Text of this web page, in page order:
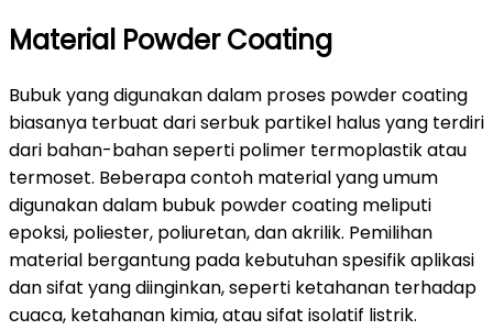
Material Powder Coating
Bubuk yang digunakan dalam proses powder coating
biasanya terbuat dari serbuk partikel halus yang terdiri
dari bahan-bahan seperti polimer termoplastik atau
termoset. Beberapa contoh material yang umum
digunakan dalam bubuk powder coating meliputi
epoksi, poliester, poliuretan, dan akrilik. Pemilihan
material bergantung pada kebutuhan spesifik aplikasi
dan sifat yang diinginkan, seperti ketahanan terhadap
cuaca, ketahanan kimia, atau sifat isolatif listrik.